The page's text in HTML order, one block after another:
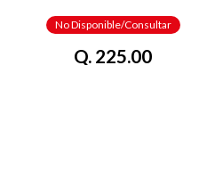
No Disponible/Consultar
Q. 225.00